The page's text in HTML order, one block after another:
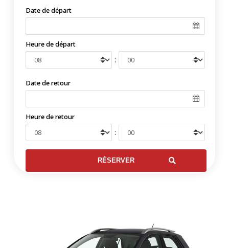
Date de départ
Heure de départ
:
Date de retour
Heure de retour
: